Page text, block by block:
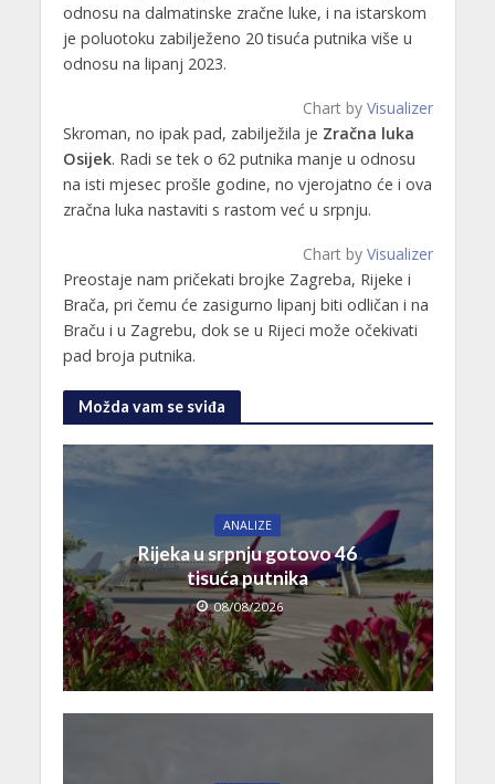
odnosu na dalmatinske zračne luke, i na istarskom
je poluotoku zabilježeno 20 tisuća putnika više u
odnosu na lipanj 2023.
Chart by Visualizer
Skroman, no ipak pad, zabilježila je Zračna luka
Osijek. Radi se tek o 62 putnika manje u odnosu
na isti mjesec prošle godine, no vjerojatno će i ova
zračna luka nastaviti s rastom već u srpnju.
Chart by Visualizer
Preostaje nam pričekati brojke Zagreba, Rijeke i
Brača, pri čemu će zasigurno lipanj biti odličan i na
Braču i u Zagrebu, dok se u Rijeci može očekivati
pad broja putnika.
Možda vam se sviđa
ANALIZE
Rijeka u srpnju gotovo 46
tisuća putnika
08/08/2026